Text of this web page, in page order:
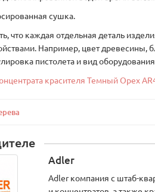
сушка.
что каждая отдельная деталь
Например, цвет древесины,
пистолета и вид
красителя Темный Орех
Adler
Adler компания с штаб-